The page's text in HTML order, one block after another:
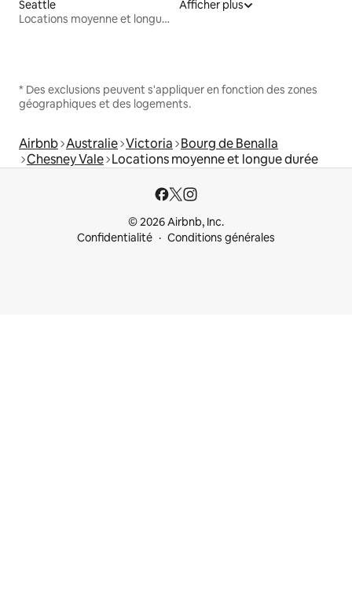
Seattle
Locations moyenne et longue durée
Afficher plus
* Des exclusions peuvent s'appliquer en fonction des zones
géographiques et des logements.
Airbnb Australie Victoria Bourg de Benalla
Chesney Vale Locations moyenne et longue durée
© 2026 Airbnb, Inc.
Confidentialité
Conditions générales